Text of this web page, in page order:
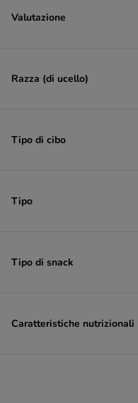
Valutazione
Razza (di ucello)
Tipo di cibo
Tipo
Tipo di snack
Caratteristiche nutrizionali